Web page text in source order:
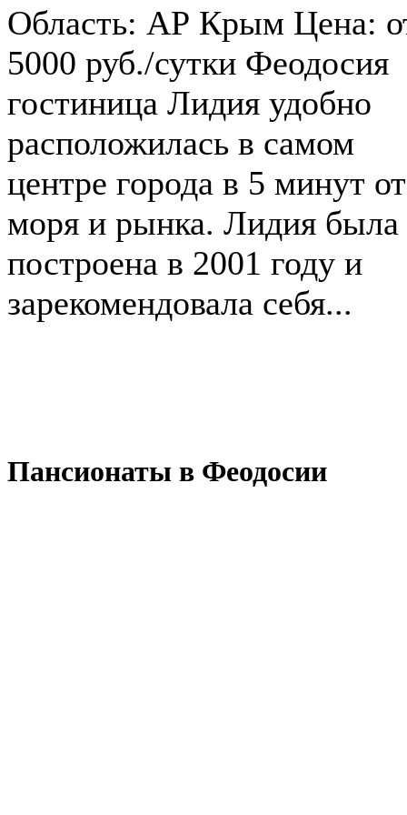
Область: АР Крым Цена:
5000 руб./сутки Феодосия
гостиница Лидия удобно
расположилась в самом
центре города в 5 минут от
моря и рынка. Лидия была
построена в 2001 году и
зарекомендовала себя...
Пансионаты в Феодосии